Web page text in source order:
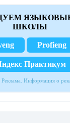
ШКОЛЫ
Profieng
Практикум
Реклама. Информация о